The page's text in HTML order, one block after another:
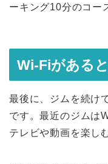
ーキング10分のコー
Wi-Fiがある
最後に、ジムを続け
です。最近のジムは
テレビや動画を楽し